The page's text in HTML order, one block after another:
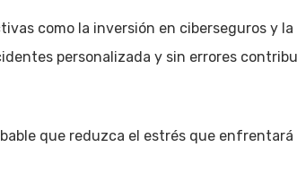
como la inversión en ciberseguros y
personalizada y sin errores
que reduzca el estrés que